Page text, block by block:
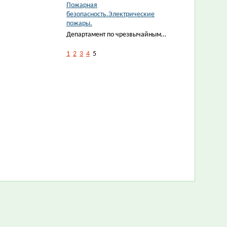
Пожарная
безопасность.Электрические
пожары.
Департамент по чрезвычайным…
1 2 3 4 5